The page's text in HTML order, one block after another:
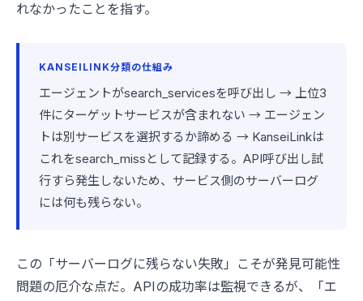
れなかったことを指す。
KANSEILINK分類の仕組み
エージェントがsearch_servicesを呼び出し → 上位3
件にターゲットサービスが含まれない → エージェン
トは別サービスを選択するか諦める → KanseiLinkは
これをsearch_missとして記録する。API呼び出し試
行すら発生しないため、サービス側のサーバーログ
には何も残らない。
この「サーバーログに残らない失敗」こそが発見可能性
問題の厄介な点だ。APIの成功率は監視できるが、「エ